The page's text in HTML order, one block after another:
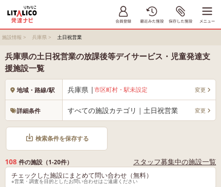
施設情報 > 兵庫県 > 土日祝営業
兵庫県の土日祝営業の放課後等デイサービス・児童発達支
援施設一覧
地域・路線/駅 兵庫県 |市区町村・駅未設定 変更
詳細条件 すべての施設カテゴリ｜土日祝営業 変更
検索条件を保存する
108 件の施設（1-20件） スタッフ募集中の施設一覧
チェックした施設にまとめて問い合わせ（無料）
※営業・調査を目的としたお問い合わせはご遠慮ください